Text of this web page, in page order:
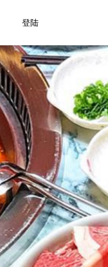
登陆